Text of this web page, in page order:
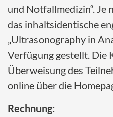
und Notfallmedizin“. Je
das inhaltsidentische
„Ultrasonography in
Verfügung gestellt. Die
Überweisung des
online über die
Rechnung: